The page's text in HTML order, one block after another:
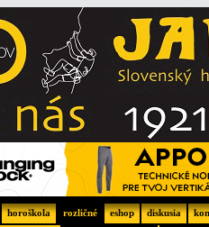
horoškola rozličné eshop diskusia